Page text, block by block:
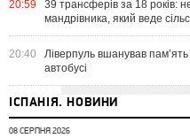
20:59
39 трансферів за 18 років:
мандрівника, який веде
20:40
Ліверпуль вшанував
автобусі
ІСПАНІЯ. НОВИНИ
08 СЕРПНЯ 2026